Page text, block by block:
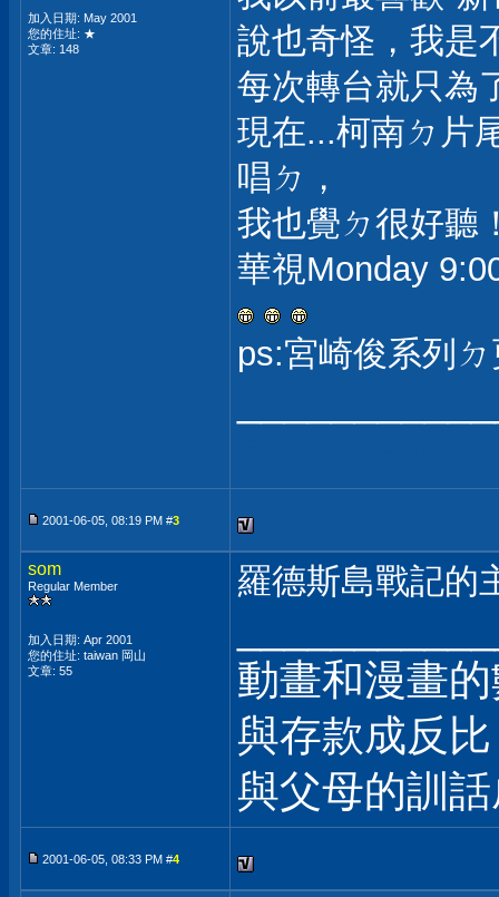
加入日期: May 2001
您的住址: ★
文章: 148
說也奇怪，我是
每次轉台就只為
現在...柯南ㄉ片
唱ㄉ，
我也覺ㄉ很好聽
華視Monday
ps:宮崎俊系列
2001-06-05, 08:19 PM #3
som
Regular Member
加入日期: Apr 2001
您的住址: taiwan 岡山
文章: 55
羅德斯島戰記的
動畫和漫畫
與存款成反比
與父母的訓
2001-06-05, 08:33 PM #4